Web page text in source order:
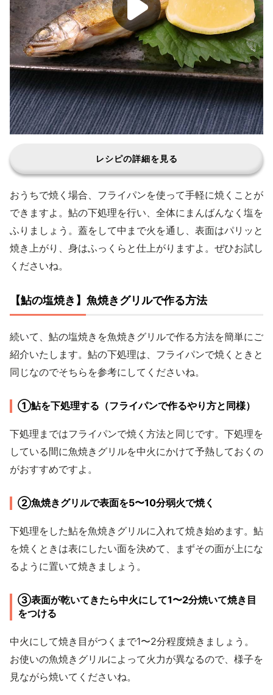
レシピの詳細を見る
おうちで焼く場合、フライパンを使って手軽に焼くことが
できますよ。鮎の下処理を行い、全体にまんばんなく塩を
ふりましょう。蓋をして中まで火を通し、表面はパリッと
焼き上がり、身はふっくらと仕上がりますよ。ぜひお試し
くださいね。
【鮎の塩焼き】魚焼きグリルで作る方法
続いて、鮎の塩焼きを魚焼きグリルで作る方法を簡単にご
紹介いたします。鮎の下処理は、フライパンで焼くときと
同じなのでそちらを参考にしてくださいね。
①鮎を下処理する（フライパンで作るやり方と同様）
下処理まではフライパンで焼く方法と同じです。下処理を
している間に魚焼きグリルを中火にかけて予熱しておくの
がおすすめですよ。
②魚焼きグリルで表面を5〜10分弱火で焼く
下処理をした鮎を魚焼きグリルに入れて焼き始めます。鮎
を焼くときは表にしたい面を決めて、まずその面が上にな
るように置いて焼きましょう。
③表面が乾いてきたら中火にして1〜2分焼いて焼き目
をつける
中火にして焼き目がつくまで1〜2分程度焼きましょう。
お使いの魚焼きグリルによって火力が異なるので、様子を
見ながら焼いてくださいね。